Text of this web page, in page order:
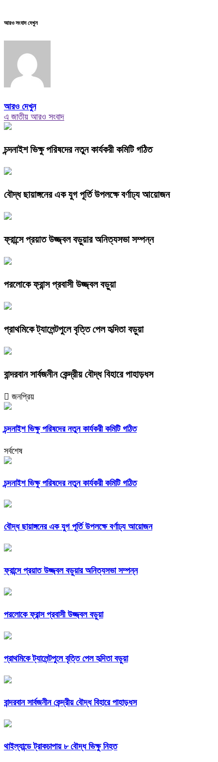
আরও সংবাদ দেখুন
আরও দেখুন
এ জাতীয় আরও সংবাদ
চন্দনাইশ ভিক্ষু পরিষদের নতুন কার্যকরী কমিটি গঠিত
বৌদ্ধ ছায়াঙ্গনের এক যুগ পূর্তি উপলক্ষে বর্ণাঢ্য আয়োজন
ফ্রান্সে প্রয়াত উজ্জ্বল বড়ুয়ার অনিত্যসভা সম্পন্ন
পরলোকে ফ্রান্স প্রবাসী উজ্জ্বল বড়ুয়া
প্রাথমিকে ট্যালেন্টপুলে বৃত্তি পেল হৃদিতা বড়ুয়া
বান্দরবান সার্বজনীন কেন্দ্রীয় বৌদ্ধ বিহারে পাহাড়ধস
জনপ্রিয়
চন্দনাইশ ভিক্ষু পরিষদের নতুন কার্যকরী কমিটি গঠিত
সর্বশেষ
চন্দনাইশ ভিক্ষু পরিষদের নতুন কার্যকরী কমিটি গঠিত
বৌদ্ধ ছায়াঙ্গনের এক যুগ পূর্তি উপলক্ষে বর্ণাঢ্য আয়োজন
ফ্রান্সে প্রয়াত উজ্জ্বল বড়ুয়ার অনিত্যসভা সম্পন্ন
পরলোকে ফ্রান্স প্রবাসী উজ্জ্বল বড়ুয়া
প্রাথমিকে ট্যালেন্টপুলে বৃত্তি পেল হৃদিতা বড়ুয়া
বান্দরবান সার্বজনীন কেন্দ্রীয় বৌদ্ধ বিহারে পাহাড়ধস
থাইল্যান্ডে ট্রাকচাপায় ৮ বৌদ্ধ ভিক্ষু নিহত